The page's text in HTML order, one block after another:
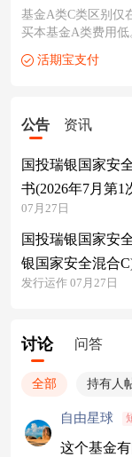
基金A类C类区别仅
买本基金A类费用低
活期宝支付
公告 资讯
国投瑞银国家安
书(2026年7月第1
07月27日
国投瑞银国家安
银国家安全混合
发行运作 07月27日
讨论 问答
全部 持有人
自由星球
这个基金有